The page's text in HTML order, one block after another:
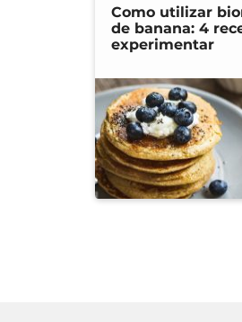
Como utilizar
de banana: 4
experimentar